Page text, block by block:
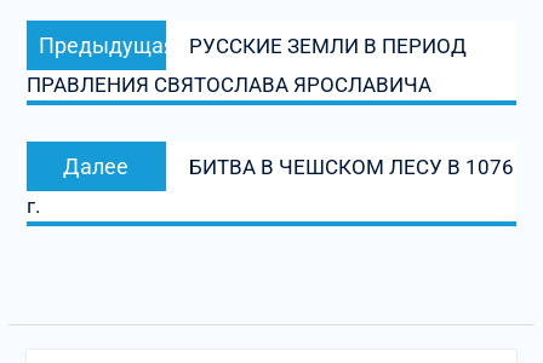
Навигация
по
записям
Предыдущая
запись:
РУССКИЕ ЗЕМЛИ В ПЕРИОД
ПРАВЛЕНИЯ СВЯТОСЛАВА ЯРОСЛАВИЧА
Далее
запись:
БИТВА В ЧЕШСКОМ ЛЕСУ В 1076
г.